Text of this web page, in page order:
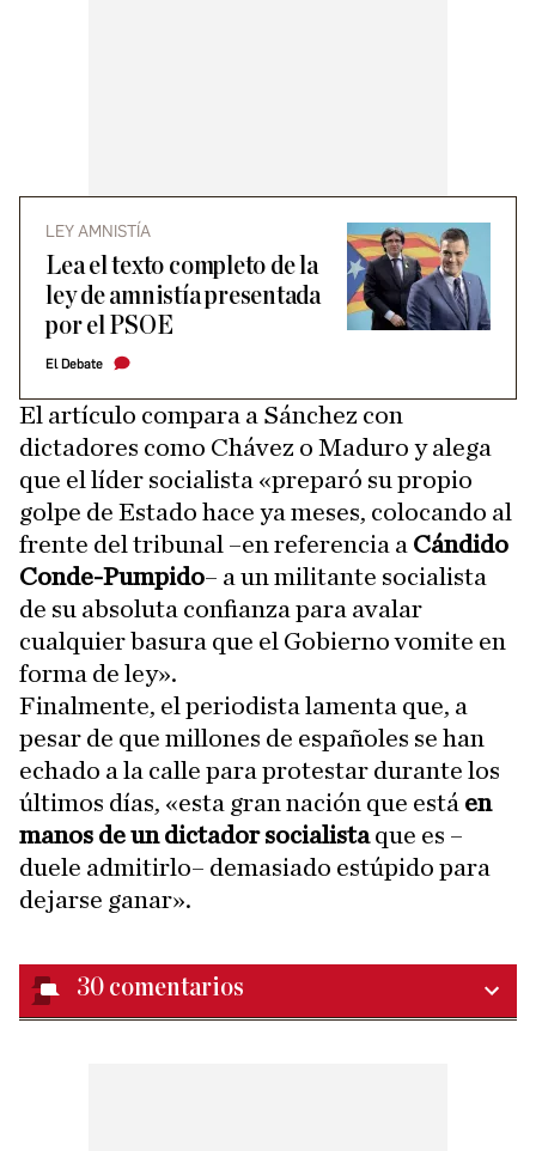
LEY AMNISTÍA
Lea el texto completo de la
ley de amnistía presentada
por el PSOE
El Debate
El artículo compara a Sánchez con
dictadores como Chávez o Maduro y alega
que el líder socialista «preparó su propio
golpe de Estado hace ya meses, colocando al
frente del tribunal –en referencia a Cándido
Conde-Pumpido– a un militante socialista
de su absoluta confianza para avalar
cualquier basura que el Gobierno vomite en
forma de ley».
Finalmente, el periodista lamenta que, a
pesar de que millones de españoles se han
echado a la calle para protestar durante los
últimos días, «esta gran nación que está en
manos de un dictador socialistaque es –
duele admitirlo– demasiado estúpido para
dejarse ganar».
30 comentarios